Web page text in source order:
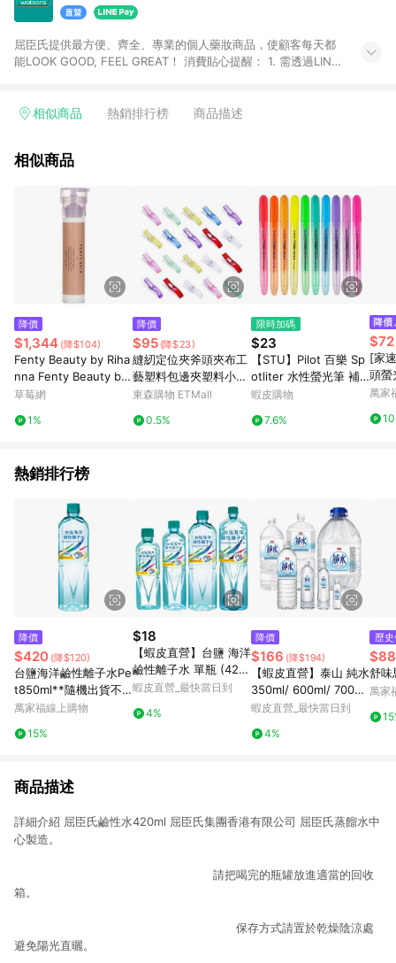
屈臣氏提供最方便、齊全、專業的個人藥妝商品，使顧客每天都
能LOOK GOOD, FEEL GREAT！ 消費貼心提醒： 1. 需透過LINE
下單，每筆交易前請確認有經過LINE購物跳轉頁才符合返點資
數將於廠商出貨後30天前後發送。5.屈臣氏保留365天訂單記
單資格確認。 6.欲透過APP導購跳轉前往活動頁之用戶，煩請更
新屈臣氏APP至版本26010.4.0。
相似商品 熱銷排行榜 商品描述
相似商品
降價
$1,344 (降$104)
Fenty Beauty by Riha
nna Fenty Beauty by
Rihanna Hydra Vizor
(補充裝) - # Tint 2 50
草莓網
1%
降價
$95 (降$23)
縫紉定位夾斧頭夾布工
藝塑料包邊夾塑料小夾
子 彩色刻度夾子100個
東森購物 ETMall
0.5%
限時加碼
$23
【STU】Pilot 百樂 Sp
otliter 水性螢光筆 補
充3入袋 補充型 螢光標
蝦皮購物
7.6%
$72
[家
頭螢
萬家
熱銷排行榜
降價
$420 (降$120)
台鹽海洋鹼性離子水Pe
t850ml**隨機出貨不
挑款，以實際出貨為
萬家福線上購物
15%
$18
【蝦皮直營】台鹽 海洋
鹼性離子水 單瓶 (420
ml/600ml/850ml/150
蝦皮直營_最快當日到
4%
降價
$166 (降$194)
【蝦皮直營】泰山 純水
350ml/ 600ml/ 700m
l/ 1500ml/ 2000ml/箱
蝦皮直營_最快當日到
4%
歷
$88
舒味
萬家
商品描述
詳細介紹 屈臣氏鹼性水420ml 屈臣氏集團香港有限公司 屈臣氏蒸餾水中
心製造。
請把喝完的瓶罐放進適當的回收
箱。
保存方式請置於乾燥陰涼處
避免陽光直曬。